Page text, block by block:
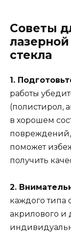
Советы
стекла
1.
работы
(полистирол,
в хорошем
повреждений,
поможет
получить
2.
каждого типа
акрилового и